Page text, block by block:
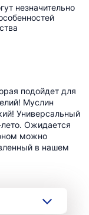
незначительно
подойдет для
Муслин
Универсальный
Ожидается
можно
в нашем